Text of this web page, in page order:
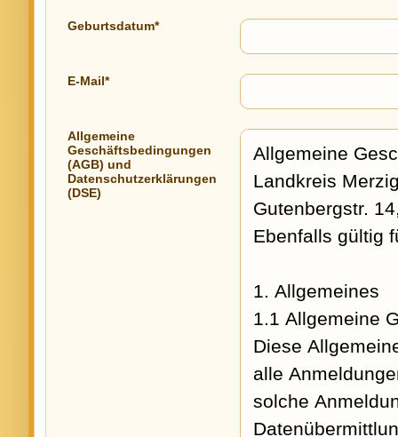
Geburtsdatum*
E-Mail*
Allgemeine
Geschäftsbedingungen
(AGB) und
Datenschutzerklärungen
(DSE)